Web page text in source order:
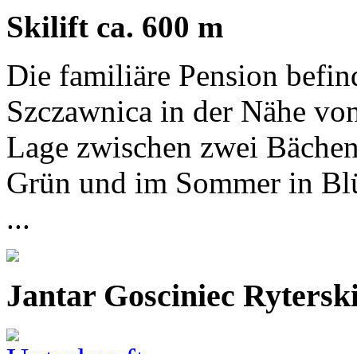
Skilift ca. 600 m
Die familiäre Pension
Szczawnica in der Nähe
Lage zwischen zwei
Grün und im Sommer in
...
Jantar Gosciniec